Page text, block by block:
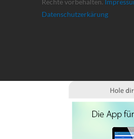
Rechte vorbehalten.
Datenschutzerkärung